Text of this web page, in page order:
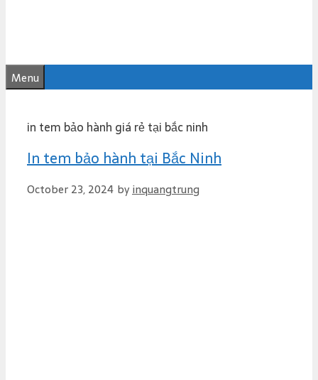
e
nMenu
in tem bảo hành giá rẻ tại bắc ninh
In tem bảo hành tại Bắc Ninh
October 23, 2024 byinquangtrung